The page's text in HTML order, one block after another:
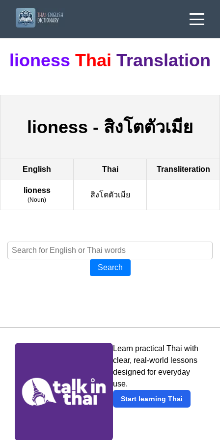
lioness Thai Translation
lioness - สิงโตตัวเมีย
English Thai Transliteration
lioness
(Noun)
สิงโตตัวเมีย
Search
Learn practical Thai with
clear, real-world lessons
designed for everyday
use.
Start learning Thai